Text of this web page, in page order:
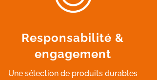
Responsabilité &
engagement
Une sélection de produits durables